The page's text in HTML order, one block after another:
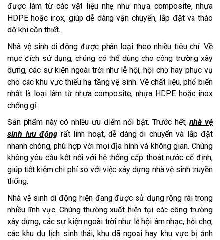
được làm từ các vật liệu nhẹ như nhựa composite, nhựa
HDPE hoặc inox, giúp dễ dàng vận chuyển, lắp đặt và tháo
dỡ khi cần thiết.
Nhà vệ sinh di động được phân loại theo nhiều tiêu chí. Về
mục đích sử dụng, chúng có thể dùng cho công trường xây
dựng, các sự kiện ngoài trời như lễ hội, hội chợ hay phục vụ
cho các khu vực thiếu hạ tầng vệ sinh. Về chất liệu, phổ biến
nhất là loại làm từ nhựa composite, nhựa HDPE hoặc inox
chống gỉ.
Sản phẩm này có nhiều ưu điểm nổi bật. Trước hết,nhà vệ
sinh lưu động rất linh hoạt, dễ dàng di chuyển và lắp đặt
nhanh chóng, phù hợp với mọi địa hình và không gian. Chúng
không yêu cầu kết nối với hệ thống cấp thoát nước cố định,
giúp tiết kiệm chi phí so với việc xây dựng nhà vệ sinh truyền
thống.
Nhà vệ sinh di động hiện đang được sử dụng rộng rãi trong
nhiều lĩnh vực. Chúng thường xuất hiện tại các công trường
xây dựng, các sự kiện ngoài trời như lễ hội âm nhạc, hội chợ,
các khu du lịch sinh thái, khu dã ngoại hay khu vực bị ảnh